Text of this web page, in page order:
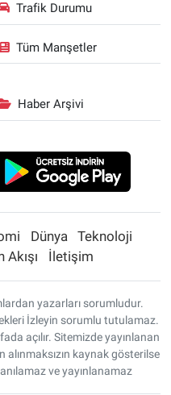
Trafik Durumu
Tüm Manşetler
Haber Arşivi
Dünya
Teknoloji
Akışı İletişim
yazarları sorumludur.
İzleyin sorumlu tutulamaz.
açılır. Sitemizde yayınlanan
alınmaksızın kaynak gösterilse
ve yayınlanamaz